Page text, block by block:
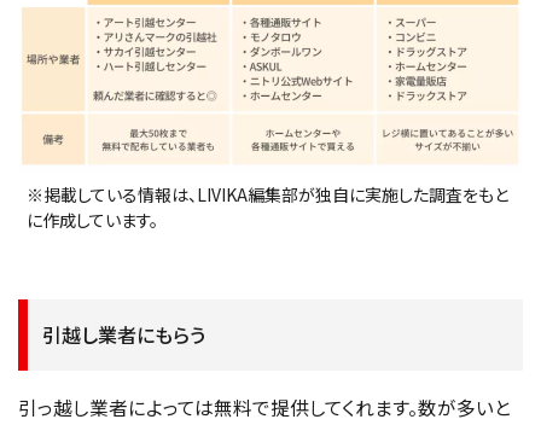
※掲載している情報は、LIVIKA編集部が独自に実施した調査をもと
に作成しています。
引越し業者にもらう
引っ越し業者によっては無料で提供してくれます。数が多いと